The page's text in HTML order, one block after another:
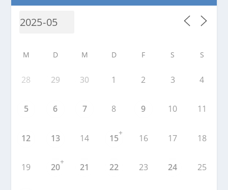
M D M D F S S
28 29 30 1 2 3 4
5 6 7 8 9 10 11
12 13 14 15
+
16 17 18
19 20
+
21 22 23 24 25